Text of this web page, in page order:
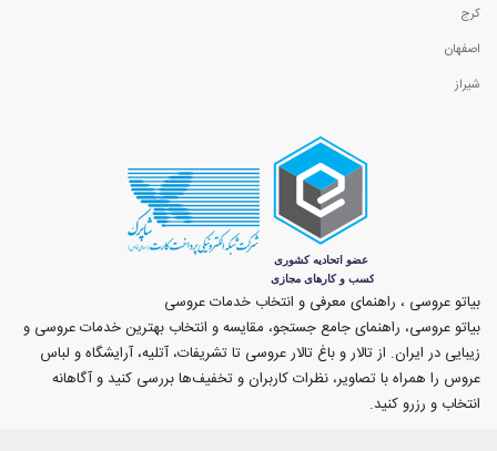
کرج
اصفهان
شیراز
بیاتو عروسی ، راهنمای معرفی و انتخاب خدمات عروسی
بیاتو عروسی، راهنمای جامع جستجو، مقایسه و انتخاب بهترین خدمات عروسی و
زیبایی در ایران. از تالار و باغ تالار عروسی تا تشریفات، آتلیه، آرایشگاه و لباس
عروس را همراه با تصاویر، نظرات کاربران و تخفیف‌ها بررسی کنید و آگاهانه
انتخاب و رزرو کنید.